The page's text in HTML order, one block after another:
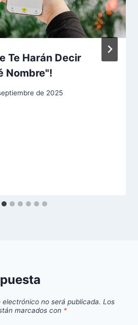
Te Harán Decir
Nombre"!
de 2025
no será publicada. Los
marcados con *